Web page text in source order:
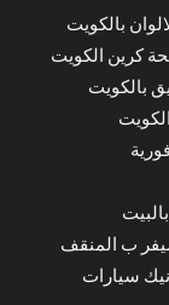
بالكويت
كرين الكويت
بالكويت
ب المنقف
سيارات